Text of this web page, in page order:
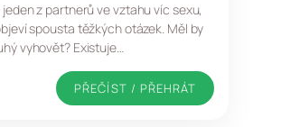
jeden z partnerů ve vztahu víc sexu,
spousta těžkých otázek. Měl by
vyhovět? Existuje…
PŘEČÍST / PŘEHRÁT